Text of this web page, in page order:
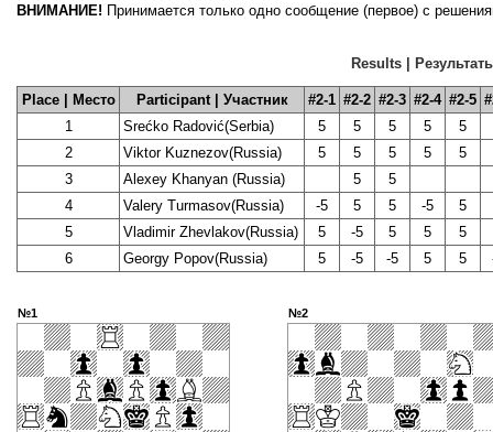
ВНИМАНИЕ! Принимается только одно сообщение (первое) с
Results |
Place | Место Participant | Участник #2-1 #2-2 #2-3 #2-4 #2-5
1
Srećko Radović(Serbia) 5 5 5 5
5
2
Viktor Kuznezov(Russia) 5 5 5 5
5
3
Alexey Khanyan (Russia) 5
5
4
Valery Turmasov(Russia) -5 5 5 -5
5
5
Vladimir Zhevlakov(Russia) 5 -5 5 5
5
6
Georgy Popov(Russia) 5 -5 -5 5 5
№1 №2